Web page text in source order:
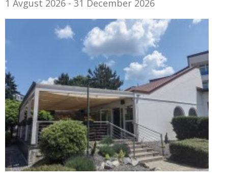
1 Avgust 2026 - 31 December 2026